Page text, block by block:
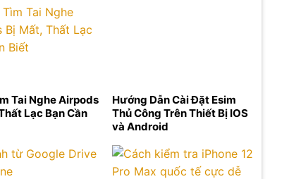
Tai Nghe Airpods
Lạc Bạn Cần
Hướng Dẫn Cài Đặt Esim
Thủ Công Trên Thiết Bị IOS
và Android